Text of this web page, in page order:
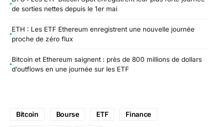
de sorties nettes depuis le 1er mai
ETH : Les ETF Ethereum enregistrent une nouvelle journée
proche de zéro flux
Bitcoin et Ethereum saignent : près de 800 millions de dollars
d’outflows en une journée sur les ETF
Bitcoin Bourse ETF Finance